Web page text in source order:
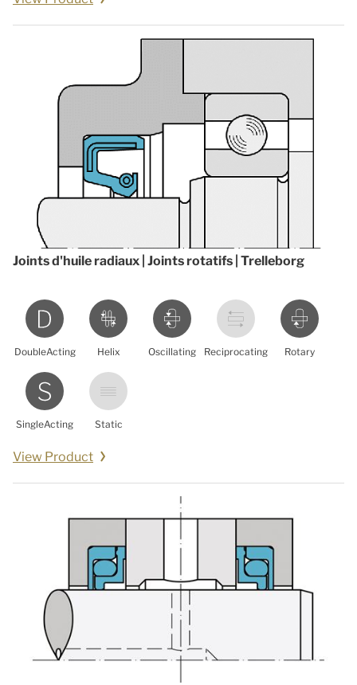
Joints d'huile radiaux | Joints rotatifs | Trelleborg
DoubleActing Helix Oscillating Reciprocating Rotary
SingleActing Static
View Product